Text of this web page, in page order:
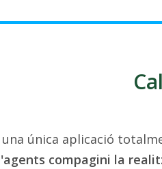
una única aplicació
compagini la